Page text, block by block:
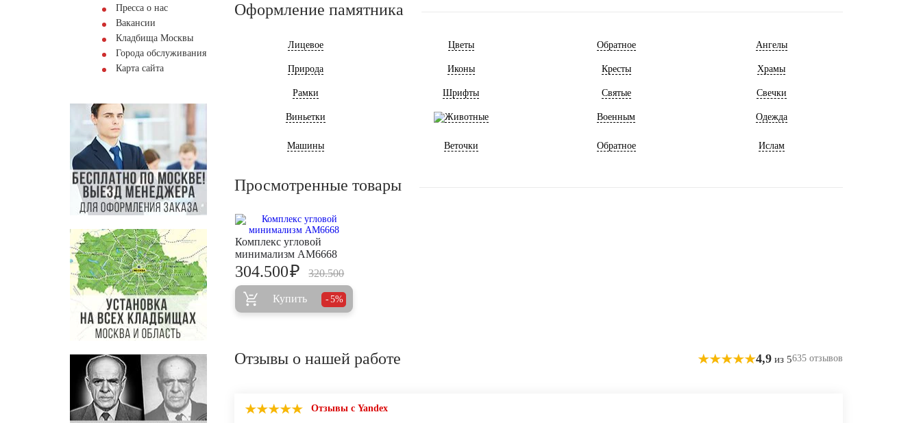
Пресса о нас
Вакансии
Кладбища Москвы
Города обслуживания
Карта сайта
Оформление памятника
Лицевое Цветы Обратное Ангелы
Природа Иконы Кресты Храмы
Рамки Шрифты Святые Свечки
Виньетки Животные Военным Одежда
Машины Веточки Обратное Ислам
Просмотренные товары
Комплекс угловой
минимализм AM6668
320.500
304.500₽
Купить 5%
Отзывы о нашей работе 4,9 из 5635 отзывов
Отзывы с Yandex